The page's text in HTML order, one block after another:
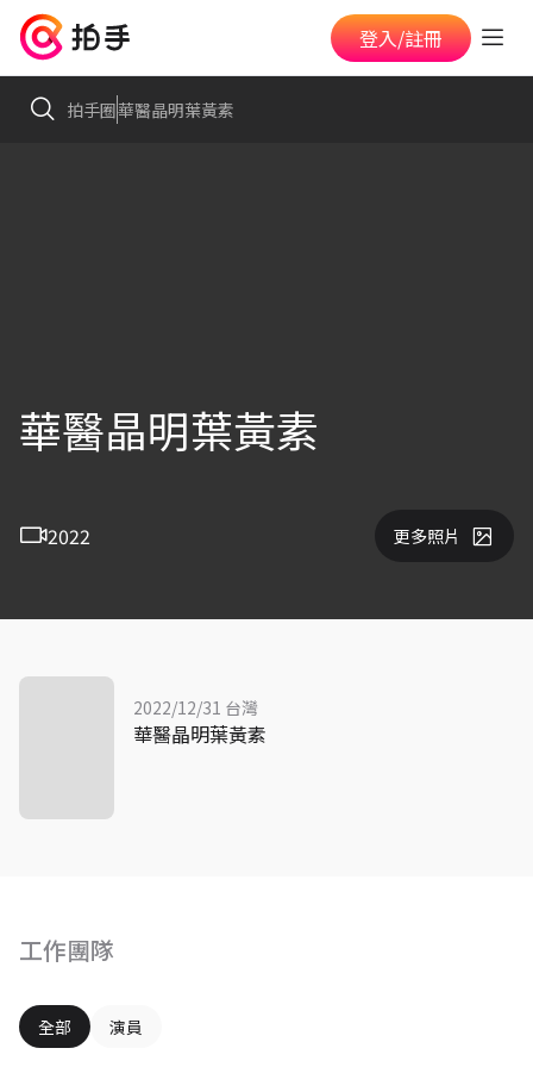
登入/註冊
拍手圈華醫晶明葉黃素
華醫晶明葉黃素
2022 更多照片
工作團隊
全部 演員
2022/12/31 台灣
華醫晶明葉黃素